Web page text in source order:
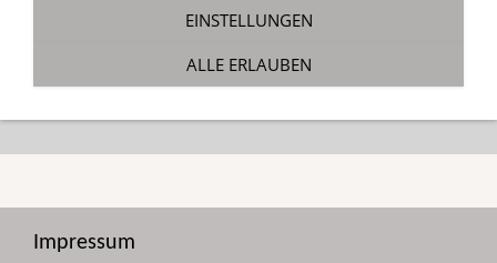
ES BEFINDEN SICH FOLGENDE PRODUKTE IN IHREM
Der Warenkorb ist leer
Impressum
EINSTELLUNGEN
ALLE ERLAUBEN